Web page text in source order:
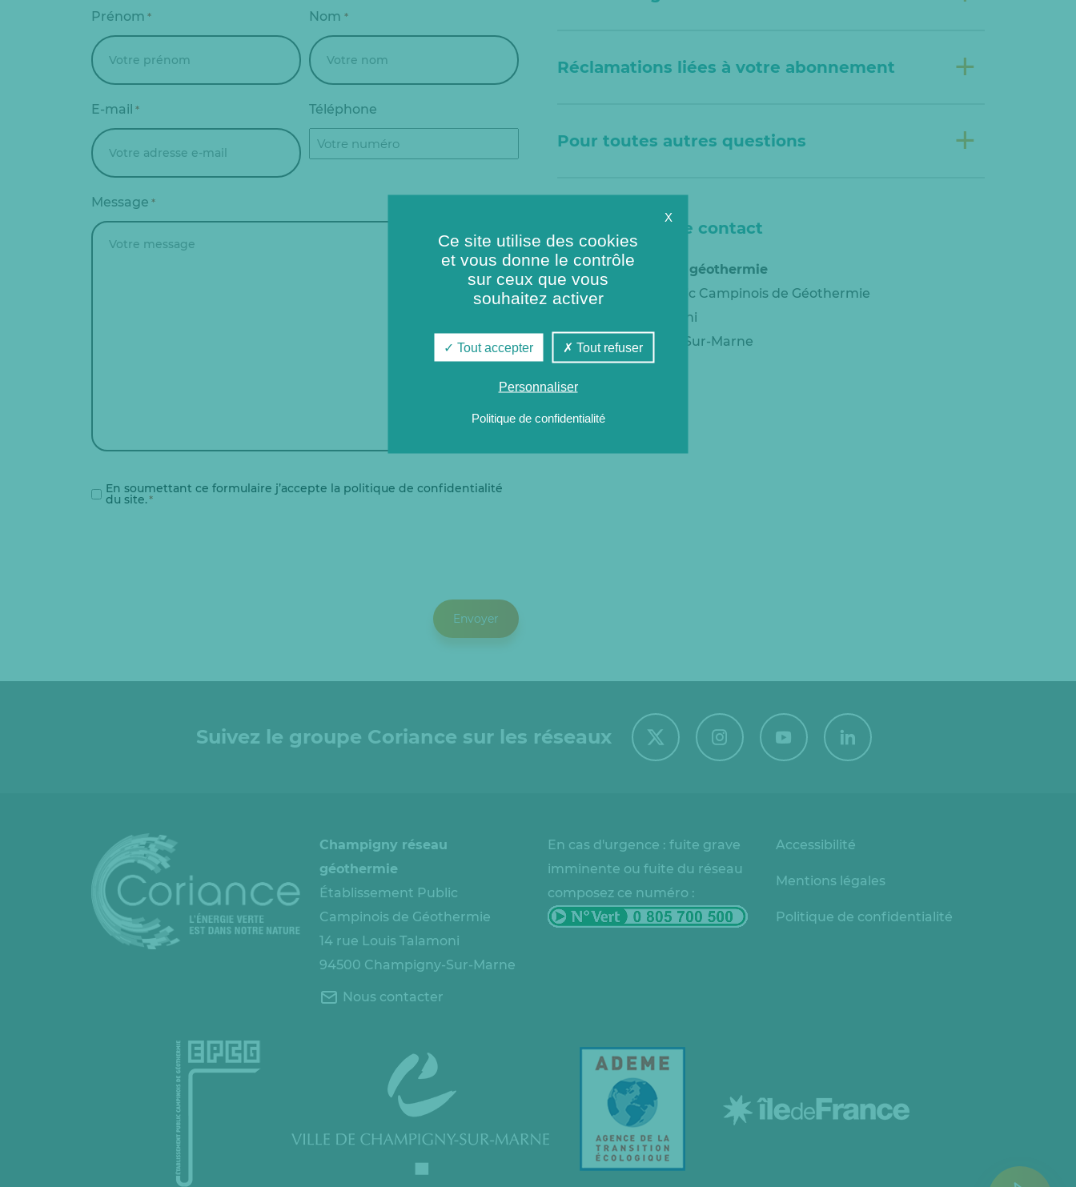
Prénom * Nom *
E-mail * Téléphone
Message *
*
En soumettant ce formulaire j’accepte la politique de confidentialité
du site.*
Réclamations liées à votre abonnement +
Pour toutes autres questions +
Informations de contact
Champigny réseau géothermie
Établissement Public Campinois de Géothermie
14 rue Louis Talamoni
94500 Champigny-Sur-Marne
Suivez le groupe Coriance sur les réseaux
Champigny réseau
géothermie
Établissement Public
Campinois de Géothermie
14 rue Louis Talamoni
94500 Champigny-Sur-Marne
Nous contacter
En cas d'urgence : fuite grave
imminente ou fuite du réseau
composez ce numéro :
Accessibilité
Mentions légales
Politique de confidentialité
X
Ce site utilise des cookies
et vous donne le contrôle
sur ceux que vous
souhaitez activer
Tout accepter Tout refuser
Personnaliser
Politique de confidentialité